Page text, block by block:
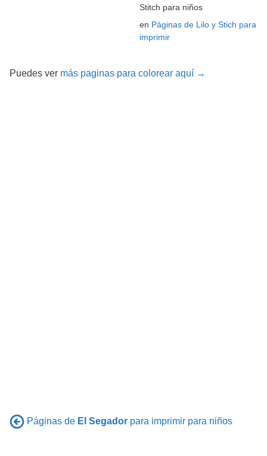
Stitch para niños
en Páginas de Lilo y Stich para
imprimir
Puedes ver más paginas para colorear aquí →
Páginas de El Segador para imprimir para niños